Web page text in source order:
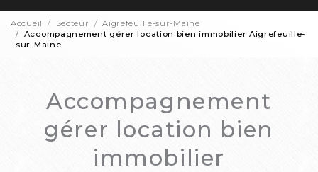
Accueil Secteur
Aigrefeuille-sur-Maine
Accompagnement gérer location bien immobilier Aigrefeuille-
sur-Maine
Accompagnement
gérer location bien
immobilier